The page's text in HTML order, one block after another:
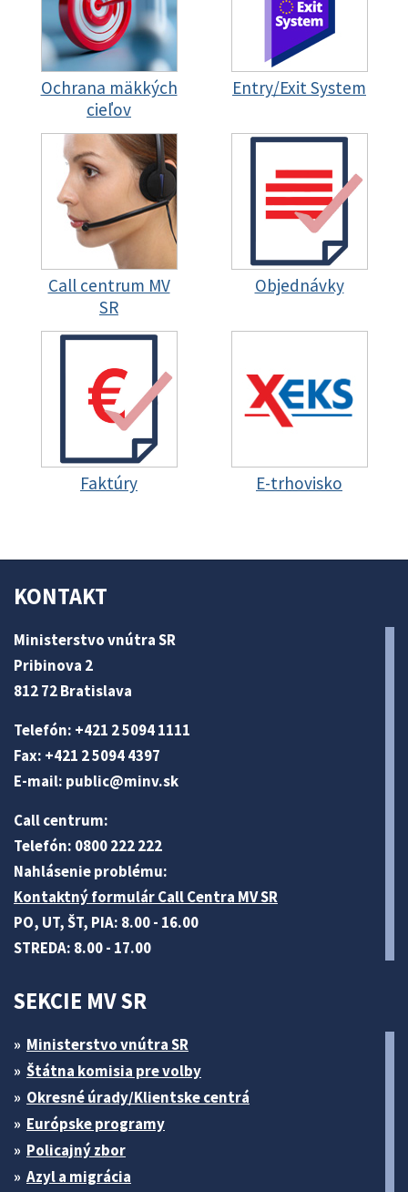
Ochrana mäkkých
cieľov
Entry/Exit System
Call centrum MV
SR
Objednávky
Faktúry E-trhovisko
KONTAKT
Ministerstvo vnútra SR
Pribinova 2
812 72 Bratislava
Telefón: +421 2 5094 1111
Fax: +421 2 5094 4397
E-mail: public@minv.sk
Call centrum:
Telefón: 0800 222 222
Nahlásenie problému:
Kontaktný formulár Call Centra MV SR
PO, UT, ŠT, PIA: 8.00 - 16.00
STREDA: 8.00 - 17.00
SEKCIE MV SR
Ministerstvo vnútra SR
Štátna komisia pre volby
Okresné úrady/Klientske centrá
Európske programy
Policajný zbor
Azyl a migrácia